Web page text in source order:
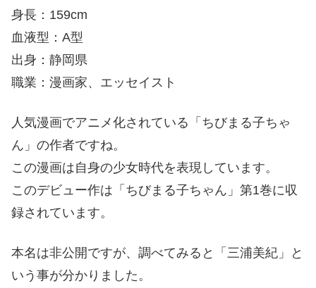
身長：159cm
血液型：A型
出身：静岡県
職業：漫画家、エッセイスト
人気漫画でアニメ化されている「ちびまる子ちゃ
ん」の作者ですね。
この漫画は自身の少女時代を表現しています。
このデビュー作は「ちびまる子ちゃん」第1巻に収
録されています。
本名は非公開ですが、調べてみると「三浦美紀」と
いう事が分かりました。